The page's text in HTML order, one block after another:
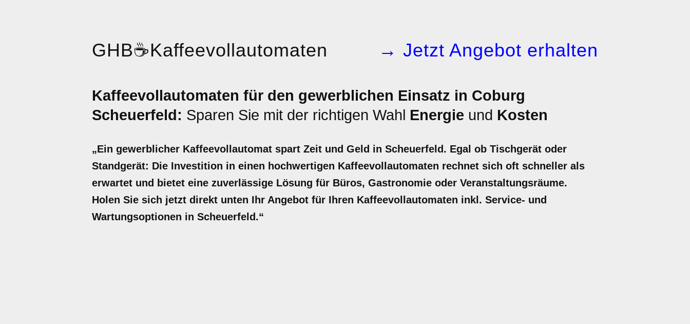
GHB☕Kaffeevollautomaten → Jetzt Angebot erhalten
Kaffeevollautomaten für den gewerblichen Einsatz in Coburg
Scheuerfeld: Sparen Sie mit der richtigen Wahl Energie und Kosten
„Ein gewerblicher Kaffeevollautomat spart Zeit und Geld in Scheuerfeld. Egal ob Tischgerät oder
Standgerät: Die Investition in einen hochwertigen Kaffeevollautomaten rechnet sich oft schneller als
erwartet und bietet eine zuverlässige Lösung für Büros, Gastronomie oder Veranstaltungsräume.
Holen Sie sich jetzt direkt unten Ihr Angebot für Ihren Kaffeevollautomaten inkl. Service- und
Wartungsoptionen in Scheuerfeld.“